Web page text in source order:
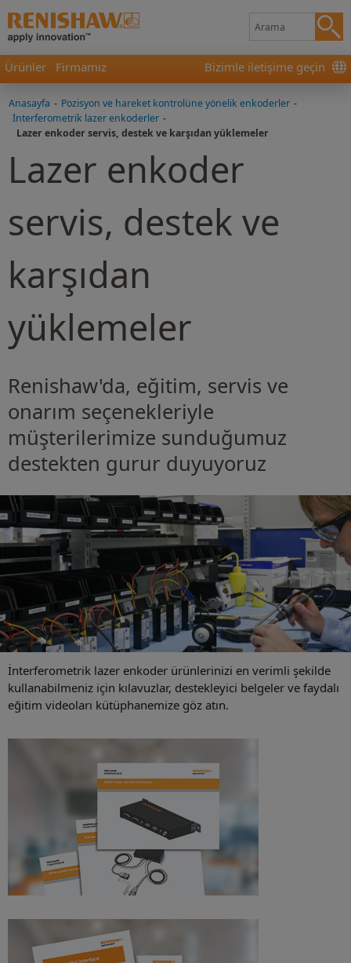
Ürünler Firmamız Bizimle iletişime geçin
Anasayfa - Pozisyon ve hareket kontrolüne yönelik enkoderler -
İnterferometrik lazer enkoderler -
Lazer enkoder servis, destek ve karşıdan yüklemeler
Lazer enkoder
servis, destek ve
karşıdan
yüklemeler
Renishaw'da, eğitim, servis ve
onarım seçenekleriyle
müşterilerimize sunduğumuz
destekten gurur duyuyoruz
İnterferometrik lazer enkoder ürünlerinizi en verimli şekilde
kullanabilmeniz için kılavuzlar, destekleyici belgeler ve faydalı
eğitim videoları kütüphanemize göz atın.